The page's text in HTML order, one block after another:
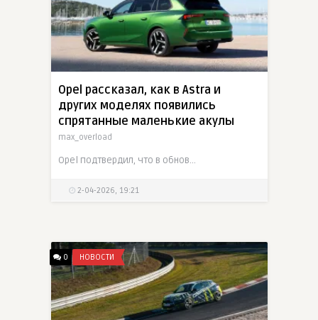
Opel рассказал, как в Astra и
других моделях появились
спрятанные маленькие акулы
max_overload
Opel подтвердил, что в обновленных Astra hatchback и Astra Sports Tourer спрятано не менее десяти маленьких акул. Фирменная пасхалка у марки появилась еще в 2004 году на Corsa D после идеи, которую
2-04-2026, 19:21
0 НОВОСТИ